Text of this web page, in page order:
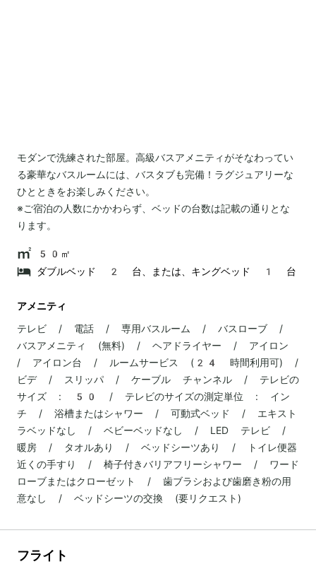
モダンで洗練された部屋。高級バスアメニティがそなわってい
る豪華なバスルームには、バスタブも完備！ラグジュアリーな
ひとときをお楽しみください。
※ご宿泊の人数にかかわらず、ベッドの台数は記載の通りとな
ります。
50㎡
ダブルベッド 2 台、または、キングベッド 1 台
アメニティ
テレビ / 電話 / 専用バスルーム / バスローブ /
バスアメニティ (無料) / ヘアドライヤー / アイロン
/ アイロン台 / ルームサービス (24 時間利用可) /
ビデ / スリッパ / ケーブル チャンネル / テレビの
サイズ : 50 / テレビのサイズの測定単位 : イン
チ / 浴槽またはシャワー / 可動式ベッド / エキスト
ラベッドなし / ベビーベッドなし / LED テレビ /
暖房 / タオルあり / ベッドシーツあり / トイレ便器
近くの手すり / 椅子付きバリアフリーシャワー / ワード
ローブまたはクローゼット / 歯ブラシおよび歯磨き粉の用
意なし / ベッドシーツの交換 (要リクエスト)
フライト